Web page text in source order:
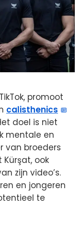
promoot
calisthenics
doel is niet
mentale en
van broeders
ook
zijn video’s.
en jongeren
te